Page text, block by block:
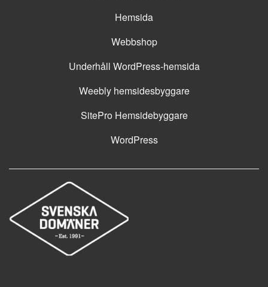
Hemsida
Webbshop
Underhåll WordPress-hemsida
Weebly hemsidesbyggare
SitePro Hemsidebyggare
WordPress